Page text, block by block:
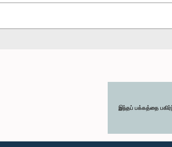
இந்தப் பக்கத்தை